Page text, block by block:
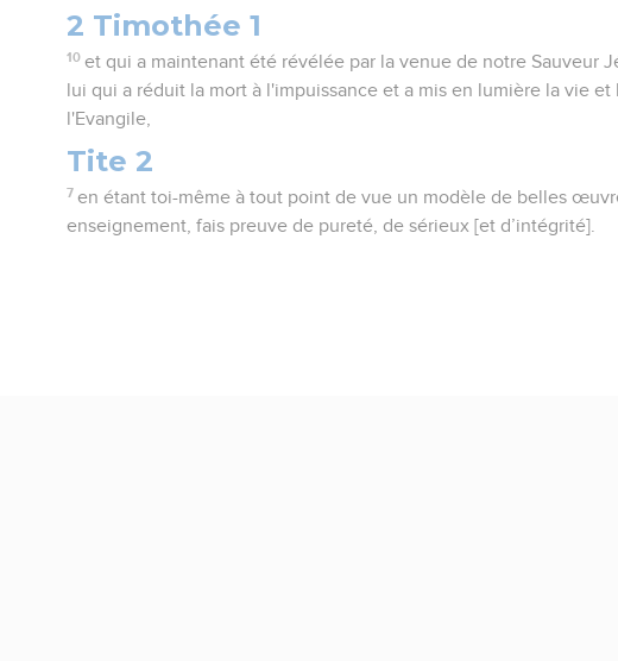
2 Timothée 1
10 et qui a maintenant été révélée par la venue de notre Sauveur
lui qui a réduit la mort à l'impuissance et a mis en lumière la vie
l'Evangile,
Tite 2
7 en étant toi-même à tout point de vue un modèle de belles
enseignement, fais preuve de pureté, de sérieux [et d’intégrité].